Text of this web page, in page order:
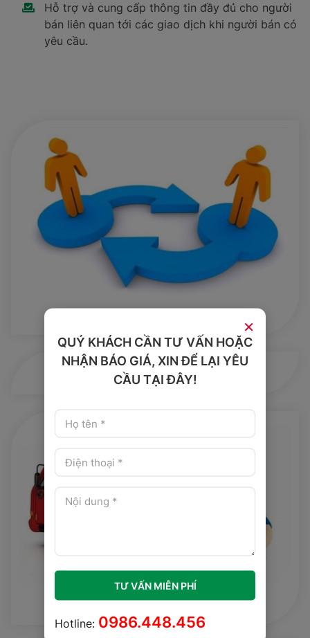
Hỗ trợ và cung cấp thông tin đầy đủ cho người
bán liên quan tới các giao dịch khi người bán có
yêu cầu.
Chính Sách Mua Hàng
×
QUÝ KHÁCH CẦN TƯ VẤN HOẶC
NHẬN BÁO GIÁ, XIN ĐỂ LẠI YÊU
CẦU TẠI ĐÂY!
TƯ VẤN MIỄN PHÍ
Hotline: 0986.448.456